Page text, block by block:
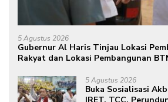
5 Agustus 2026
Gubernur Al Haris Tinjau Lokasi
Rakyat dan Lokasi Pembangunan
5 Agustus 2026
Buka Sosialisasi